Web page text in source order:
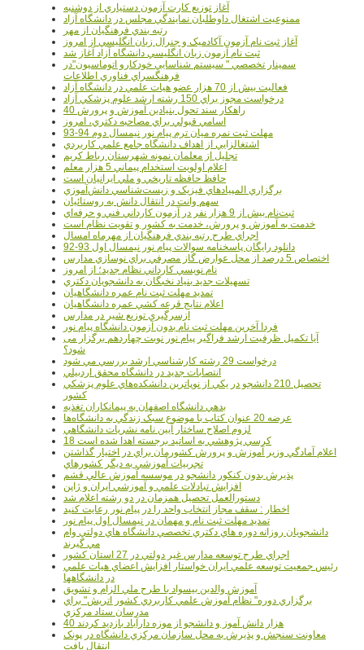
آغاز توزيع کارت آزمون دستياري از دوشنبه
ممنوعيت اشتغال داوطلبان نمايندگي مجلس در دانشگاه آزاد
رتبه بندي فرهنگيان از مهر
آغاز ثبت نام آزمون آکادميک و جنرال زبان انگليسي از امروز
ثبت نام آزمون زبان انگليسي دانشگاه آزاد آغاز شد
سمينار تخصصي " سيستم شناسايي خودکارو اتوماسيون"در
فرهنگسراي فناوري اطلاعات
فعاليت بيش از 70 هزار عضو هيات علمي در دانشگاه آزاد
درخواست مجوز براي 150 رشته ارشد علوم پزشکي آزاد
40 راهکار سند تحول بنيادين آموزش و پرورش
اسامي قبولي براي مصاحبه دکتري، امروز
مهلت ثبت نمره میان ترم پیام نور نیمسال دوم 94-93
اشتغالزايي از اهداف دانشگاه جامع علمي کاربردي
تجليل از معلمان نمونه شهرستان رباط کريم
اعلام اولويت استخدام پيماني 5 هزار معلم
حافظ حافظه تاريخي و ملي ايرانيان است
برگزاري المپيادهاي فيزيک و زيست‌شناسي دانش‌آموزي
سهم وانت در انتقال دانش به روستائيان
ثبت‌نام بيش از 9 هزار نفر در آزمون کارداني فني و حرفه‌اي
خدمت به آموزش و پرورش، خدمت به کشور و تقويت نظام است
اجراي طرح رتبه بندي فرهنگيان از مهرماه امسال
دانلود رایگان پاسخنامه سوالات پیام نور نیمسال اول 93-92
اختصاص 5 درصد از محل عوارض گاز مصرفي براي نوسازي مدارس
نام نويسي کارداني نظام جديد؛ از امروز
تسهيلات جديد بنياد نخبگان به دانشجويان دکتري
تمديد مهلت ثبت نام عمره دانشگاهيان
اعلام نتايج قرعه کشي عمره دانشگاهيان
ازسرگيري توزيع شير در مدارس
فردا آخرین مهلت ثبت نام بدون آزمون دانشگاه پیام نور
آیا تکمیل ظرفیت ارشد فراگیر پیام نور نوبت چهاردهم برگزار می
شود؟
درخواست 29 رشته کارشناسي ارشد بررسي مي شود
انتصابات جديد در دانشگاه محقق اردبيلي
تحصيل 210 دانشجو در يکي از نوپاترين دانشکده‌هاي علوم پزشکي
کشور
بدهي دانشگاه اصفهان به پيمانکاران تغذيه
عرضه 20 عنوان کتاب با موضوع سبک زندگي به دانشگاه‌ها
لزوم اصلاح ساختار آيين نامه نشريات دانشگاهي
18 کرسي پژوهشي به اساتيد برجسته اهدا شده است
اعلام آمادگي وزير آموزش و پرورش کشورمان براي در اختيار گذاشتن
تجربيات آموزشي به ديگر کشورهاي
پذيرش بدون کنکور دانشجو در موسسه آموزش عالي قشم
افزايش تبادلات علمي و آموزشي ايران و ژاپن
دستورالعمل تحصیل همزمان در دو رشته اعلام شد
اخطار : سقف مجاز انتخاب واحد را در پیام نور رعایت کنید
تمدید مهلت ثبت نام و مهمان در نیمسال اول پیام نور
دانشجويان روزانه دوره هاي دكتري تخصصي دانشگاه هاي دولتي وام
مي گيرند
اجراي طرح توسعه مدارس غير دولتي در 27 استان کشور
رئيس جمعيت توسعه علمي ايران خواستار افزايش اعضاي هيات علمي
در دانشگاهها
آموزش والدين بيسواد با طرح ملي الزام و تشويق
برگزاري دوره" نظام آموزش علمي كاربردي كشور اتريش" براي
مدرسان ستاد مرکزي
40 هزار دانش آموز و دانشجو از موزه دارآباد بازديد کردند
معاونت سنجش و پذيرش به محل سازمان مرکزي دانشگاه در پونک
انتقال يافت